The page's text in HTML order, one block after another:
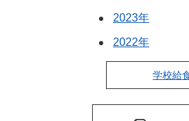
2023年
2022年
学校給